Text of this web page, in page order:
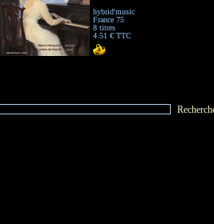
hybrid'music
France 75
8 titres
4.51 € TTC